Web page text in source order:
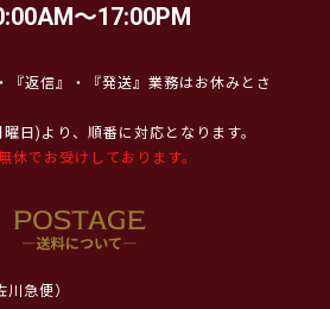
～17:00PM
『返信』・『発送』業務はお休みとさ
日)より、順番に対応となります。
でお受けしております。
急便）